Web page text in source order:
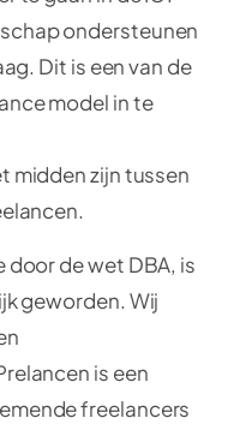
ondersteunen
Dit is een van de
model in te
midden zijn tussen
door de wet DBA, is
geworden. Wij
is een
freelancers